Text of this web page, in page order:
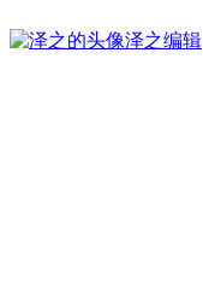
泽之编辑